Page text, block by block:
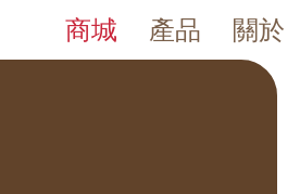
箱專賣店・防火防盜金庫・床頭櫃保
年創立，為台灣擁有 40 多年經
關於
產品
商城
生 進一步了解 Lx系列 床頭櫃智慧型保